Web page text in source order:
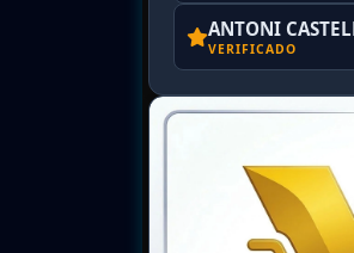
ANTONI
VERIFICADO